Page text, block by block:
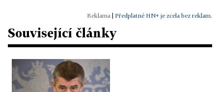
Předplatné HN+ je zcela bez reklam.
Související články